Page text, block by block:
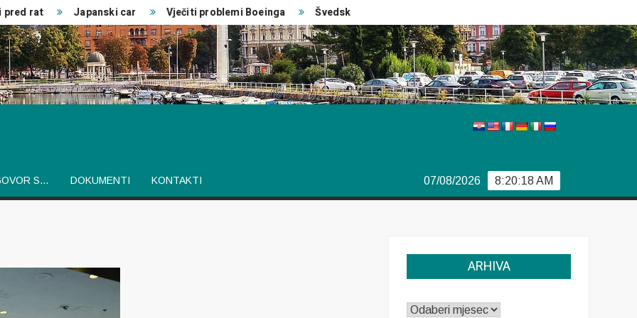
rat Japanski car Vječiti problemi Boeinga Švedski izbori
S… DOKUMENTI KONTAKTI 8:20:19 AM
07/08/2026
ARHIVA
ARHIVA